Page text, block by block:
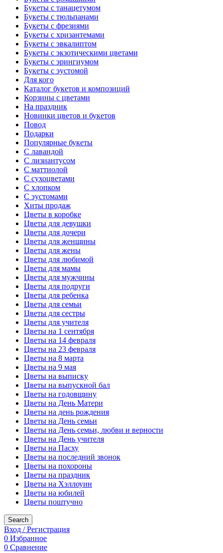
Букеты с танацетумом
Букеты с тюльпанами
Букеты с фрезиями
Букеты с хризантемами
Букеты с эвкалиптом
Букеты с экзотическими цветами
Букеты с эрингиумом
Букеты с эустомой
Для кого
Каталог букетов и композиций
Корзины с цветами
На праздник
Новинки цветов и букетов
Повод
Подарки
Популярные букеты
С лавандой
С лизиантусом
С маттиолой
С сухоцветами
С хлопком
С эустомами
Хиты продаж
Цветы в коробке
Цветы для девушки
Цветы для дочери
Цветы для женщины
Цветы для жены
Цветы для любимой
Цветы для мамы
Цветы для мужчины
Цветы для подруги
Цветы для ребенка
Цветы для семьи
Цветы для сестры
Цветы для учителя
Цветы на 1 сентября
Цветы на 14 февраля
Цветы на 23 февраля
Цветы на 8 марта
Цветы на 9 мая
Цветы на выписку
Цветы на выпускной бал
Цветы на годовщину
Цветы на День Матери
Цветы на день рождения
Цветы на День семьи
Цветы на День семьи, любви и верности
Цветы на День учителя
Цветы на Пасху
Цветы на последний звонок
Цветы на похороны
Цветы на праздник
Цветы на Хэллоуин
Цветы на юбилей
Цветы поштучно
Search
Вход / Регистрация
0 Избранное
0 Сравнение